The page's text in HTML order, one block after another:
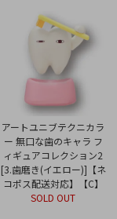
アートユニブテクニカラ
ー 無口な歯のキャラ フ
ィギュアコレクション2
[3.歯磨き(イエロー)]【ネ
コポス配送対応】【C】
SOLD OUT